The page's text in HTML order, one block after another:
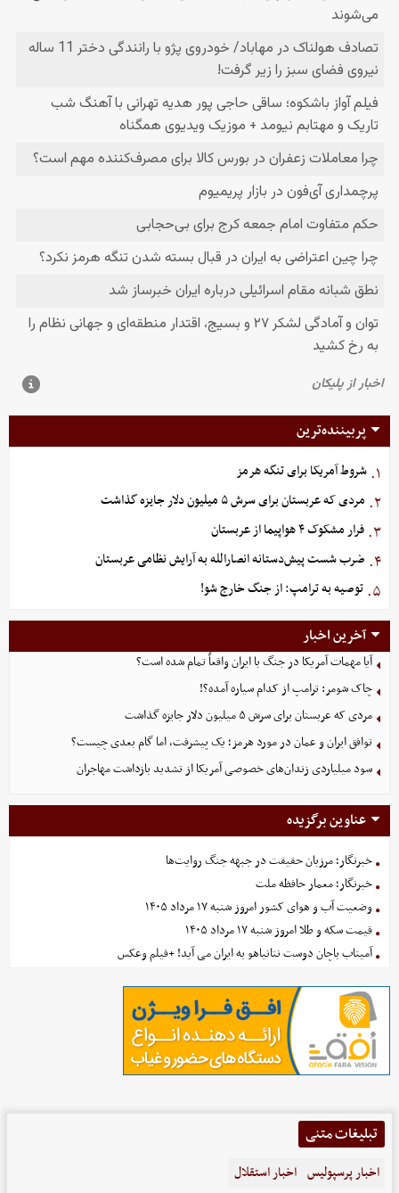
پربیننده‌ترین
۱. شروط آمریکا برای تنگه هرمز
۲. مردی که عربستان برای سرش ۵ میلیون دلار جایزه گذاشت
۳. فرار مشکوک ۴ هواپیما از عربستان
۴. ضرب شست پیش‌دستانه انصارالله به آرایش نظامی عربستان
۵. توصیه به ترامپ: از جنگ خارج شو!
آخرین اخبار
آیا مهمات آمریکا در جنگ با ایران واقعاً تمام شده است؟
چاک شومر: ترامپ از کدام سیاره آمده؟!
مردی که عربستان برای سرش ۵ میلیون دلار جایزه گذاشت
توافق ایران و عمان در مورد هرمز؛ یک پیشرفت، اما گام بعدی چیست؟
سود میلیاردی زندان‌های خصوصی آمریکا از تشدید بازداشت مهاجران
عناوین برگزیده
خبرنگار؛ مرزبان حقیقت در جبهه جنگ روایت‌ها
خبرنگار؛ معمار حافظه ملت
وضعیت آب و هوای کشور امروز شنبه ۱۷ مرداد ۱۴۰۵
قیمت سکه و طلا امروز شنبه ۱۷ مرداد ۱۴۰۵
آمیتاب باچان دوست نتانیاهو به ایران می آید! +فیلم وعکس
تبلیغات متنی
اخبار پرسپولیس اخبار استقلال